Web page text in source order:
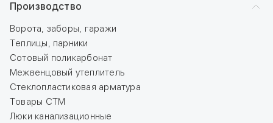
Производство
Ворота, заборы, гаражи
Теплицы, парники
Сотовый поликарбонат
Межвенцовый утеплитель
Стеклопластиковая арматура
Товары СТМ
Люки канализационные